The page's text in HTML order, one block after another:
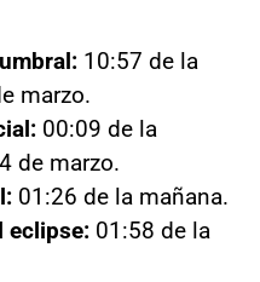
10:57 de la
marzo.
00:09 de la
de marzo.
01:26 de la mañana.
eclipse: 01:58 de la